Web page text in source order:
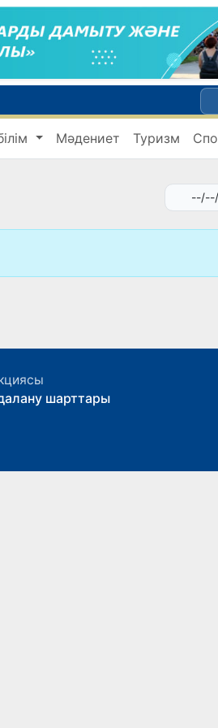
қамтылады
сәтті шығарылды
Мәдениет Туризм
шарттары